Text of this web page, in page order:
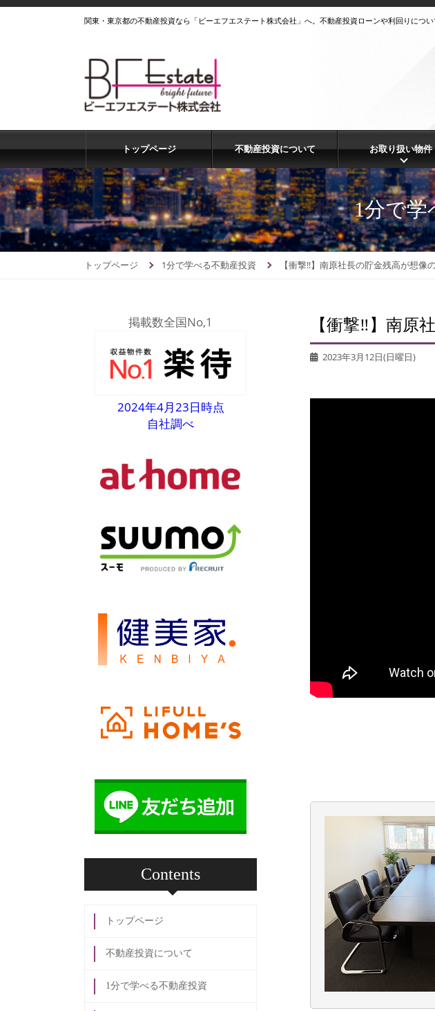
関東・東京都の不動産投資なら「ビーエフエステート株式会社」へ。不動産投資ローンや利回りについ
トップページ 不動産投資について お取り扱い物件
1分で学
トップページ 1分で学べる不動産投資 【衝撃‼︎】南原社長の貯金残高が想像
【衝撃‼︎】南原
2023年3月12日(日曜日)
掲載数全国No,1
2024年4月23日時点
自社調べ
Contents
トップページ
不動産投資について
1分で学べる不動産投資